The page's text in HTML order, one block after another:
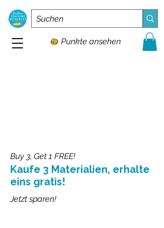
Punkte ansehen
Jetzt sparen!
Kaufe 3 Materialien, erhalte
eins gratis!
Buy 3, Get 1 FREE!